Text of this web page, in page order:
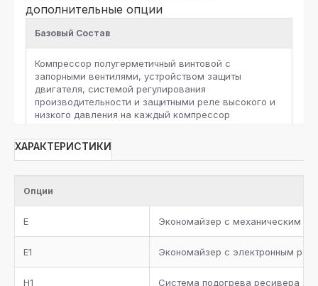
дополнительные опции
Базовый Состав
Компрессор полугерметичный винтовой с
запорными вентилями, устройством защиты
двигателя, системой регулирования
производительности и защитными реле высокого и
низкого давления на каждый компрессор
Запорные вентили на агрегате
реле низкого уровня масла, предохранительным
линию возврата масла в каждый компрессор
ХАРАКТЕРИСТИКИ
Опции
E Экономайзер с механическим
E1 Экономайзер с электронным
H1 Система подогрева ресивера